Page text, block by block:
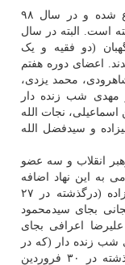
دوره هفتم شورای نگهبان از سال ۹۵ شروع شده و در سال ۹۸
است. البته در سال
(دو فقیه و یک
اعضای دوره هفتم
محمد یزدی،
شب زنده دار
نجات الله
و سیدفضل الله
رهبر انقلاب و سه عضو
به این نهاد اضافه
شدند و سیامک ره پیک هم بجای محمد علیزاده (درگذشته در ۲۷
بجای سیدمحمود
(درگذشته در ۳ دی ۹۷)، علیرضا اعرافی بجای
در ۲ اسفند ۹۷)، مهدی شب زنده دار (که در
دوره ششم جایگزین غلامرضا رضوانی _درگذشته در ۳۰ فروردین